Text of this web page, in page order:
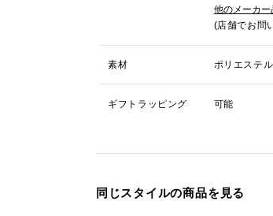
他のメーカー
(店舗でお問
素材 ポリエステル
ギフトラッピング 可能
同じスタイルの商品を見る